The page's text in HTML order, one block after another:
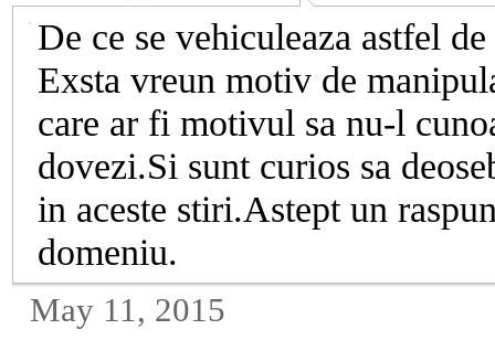
De ce se vehiculeaza astfel
Exsta vreun motiv de
care ar fi motivul sa nu-l
dovezi.Si sunt curios sa
in aceste stiri.Astept un
domeniu.
May 11, 2015